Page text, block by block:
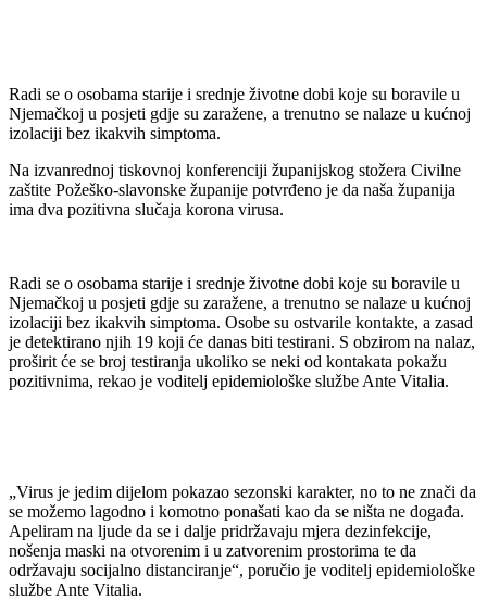
Radi se o osobama starije i srednje životne dobi koje su boravile u
Njemačkoj u posjeti gdje su zaražene, a trenutno se nalaze u kućnoj
izolaciji bez ikakvih simptoma.
Na izvanrednoj tiskovnoj konferenciji županijskog stožera Civilne
zaštite Požeško-slavonske županije potvrđeno je da naša županija
ima dva pozitivna slučaja korona virusa.
Radi se o osobama starije i srednje životne dobi koje su boravile u
Njemačkoj u posjeti gdje su zaražene, a trenutno se nalaze u kućnoj
izolaciji bez ikakvih simptoma. Osobe su ostvarile kontakte, a zasad
je detektirano njih 19 koji će danas biti testirani. S obzirom na nalaz,
proširit će se broj testiranja ukoliko se neki od kontakata pokažu
pozitivnima, rekao je voditelj epidemiološke službe Ante Vitalia.
„Virus je jedim dijelom pokazao sezonski karakter, no to ne znači da
se možemo lagodno i komotno ponašati kao da se ništa ne događa.
Apeliram na ljude da se i dalje pridržavaju mjera dezinfekcije,
nošenja maski na otvorenim i u zatvorenim prostorima te da
održavaju socijalno distanciranje“, poručio je voditelj epidemiološke
službe Ante Vitalia.